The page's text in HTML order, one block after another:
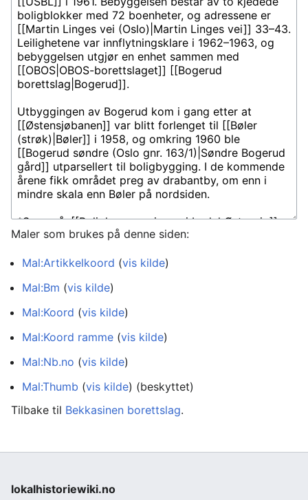
Maler som brukes på denne siden:
Mal:Artikkelkoord (vis kilde)
Mal:Bm (vis kilde)
Mal:Koord (vis kilde)
Mal:Koord ramme (vis kilde)
Mal:Nb.no (vis kilde)
Mal:Thumb (vis kilde) (beskyttet)
Tilbake til Bekkasinen borettslag.
lokalhistoriewiki.no